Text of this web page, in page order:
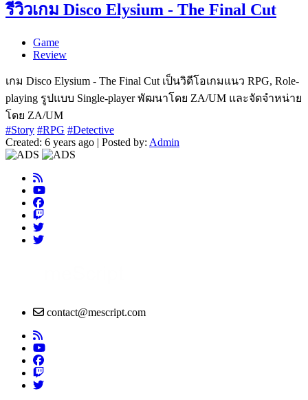
รีวิวเกม Disco Elysium - The Final Cut
Game
Review
เกม Disco Elysium - The Final Cut เป็นวิดีโอเกมแนว RPG, Role-
playing รูปแบบ Single-player พัฒนาโดย ZA/UM และจัดจำหน่าย
โดย ZA/UM
#Story #RPG #Detective
Created: 6 years ago | Posted by: Admin
contact@mescript.com